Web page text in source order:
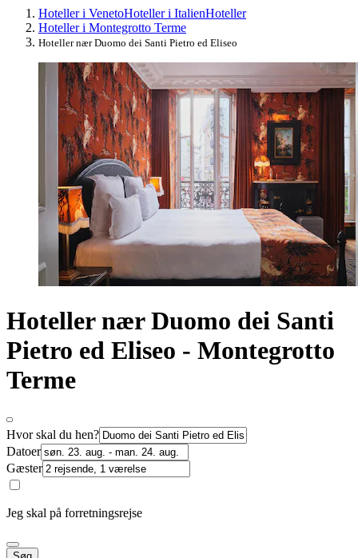
Hoteller i VenetoHoteller i ItalienHoteller
Hoteller i Montegrotto Terme
Hoteller nær Duomo dei Santi Pietro ed Eliseo
Hoteller nær Duomo dei Santi
Pietro ed Eliseo - Montegrotto
Terme
Hvor skal du hen?
Datoer
Gæster
Jeg skal på forretningsrejse